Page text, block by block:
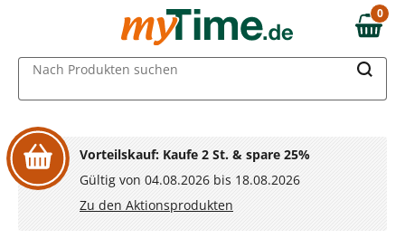
Zum Hauptinhalt springen
Zur Navigation springen
Zur Suche springen
0,00 €
0
Nach Produkten suchen
Vorteilskauf: Kaufe 2 St. & spare 25%
Gültig von 04.08.2026 bis 18.08.2026
Zu den Aktionsprodukten